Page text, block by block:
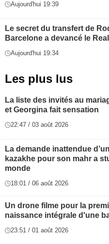
Aujourd'hui 19:39
Le secret du transfert de
Barcelone a devancé le
Aujourd'hui 19:34
Les plus lus
La liste des invités au
et Georgina fait sensation
22:47 / 03 août 2026
La demande inattendue
kazakhe pour son mahr a
monde
18:01 / 06 août 2026
Un drone filme pour la
naissance intégrale d'une
23:51 / 01 août 2026